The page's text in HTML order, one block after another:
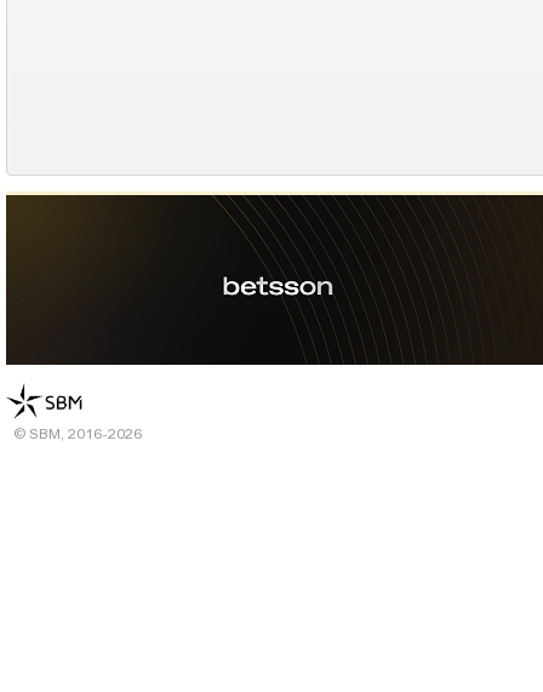
© SBM, 2016-2026